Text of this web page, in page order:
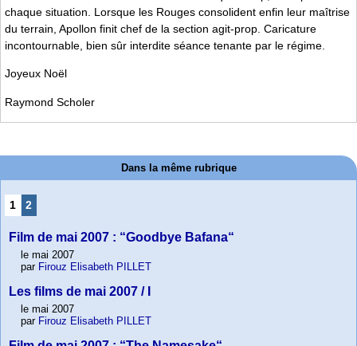
chaque situation. Lorsque les Rouges consolident enfin leur maîtrise
du terrain, Apollon finit chef de la section agit-prop. Caricature
incontournable, bien sûr interdite séance tenante par le régime.
Joyeux Noël
Raymond Scholer
Dans la même rubrique
1 2
Film de mai 2007 : “Goodbye Bafana“
le mai 2007
par Firouz Elisabeth PILLET
Les films de mai 2007 / I
le mai 2007
par Firouz Elisabeth PILLET